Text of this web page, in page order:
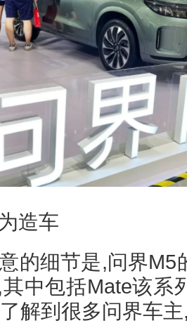
造车
的细节是,问界M5
中包括Mate该系
解到很多问界车